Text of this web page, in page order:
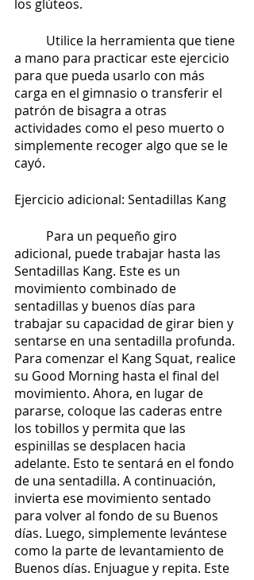
los glúteos.
a mano para practicar este ejercicio
para que pueda usarlo con más
carga en el gimnasio o transferir el
patrón de bisagra a otras
actividades como el peso muerto o
simplemente recoger algo que se le
cayó.
Ejercicio adicional: Sentadillas Kang
adicional, puede trabajar hasta las
Sentadillas Kang. Este es un
movimiento combinado de
sentadillas y buenos días para
trabajar su capacidad de girar bien y
sentarse en una sentadilla profunda.
Para comenzar el Kang Squat, realice
su Good Morning hasta el final del
movimiento. Ahora, en lugar de
pararse, coloque las caderas entre
los tobillos y permita que las
espinillas se desplacen hacia
adelante. Esto te sentará en el fondo
de una sentadilla. A continuación,
invierta ese movimiento sentado
para volver al fondo de su Buenos
días. Luego, simplemente levántese
como la parte de levantamiento de
Buenos días. Enjuague y repita. Este